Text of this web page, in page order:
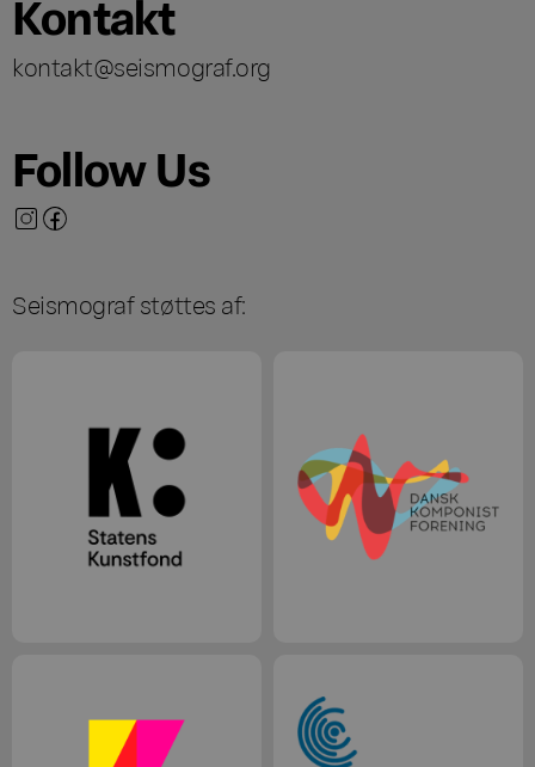
Kontakt
kontakt@seismograf.org
Follow Us
Seismograf støttes af: